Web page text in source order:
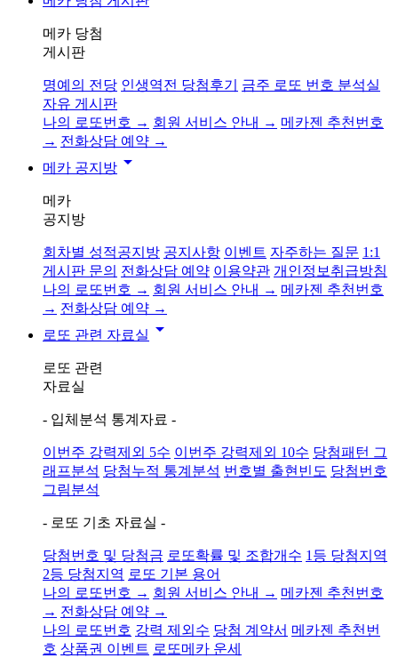
메카 당첨
게시판
명예의 전당 인생역전 당첨후기
금주 로또 번호 분석실
자유 게시판
나의 로또번호 → 회원 서비스 안내 → 메카젠 추천번호
→ 전화상담 예약 →
메카 공지방 arrow_drop_down
메카
공지방
회차별 성적공지방 공지사항 이벤트 자주하는 질문 1:1
게시판 문의 전화상담 예약 이용약관 개인정보취급방침
나의 로또번호 → 회원 서비스 안내 → 메카젠 추천번호
→ 전화상담 예약 →
로또 관련 자료실 arrow_drop_down
로또 관련
자료실
- 입체분석 통계자료 -
이번주 강력제외 5수 이번주 강력제외 10수 당첨패턴 그
래프분석 당첨누적 통계분석 번호별 출현빈도 당첨번호
그림분석
- 로또 기초 자료실 -
당첨번호 및 당첨금 로또확률 및 조합개수 1등 당첨지역
2등 당첨지역 로또 기본 용어
나의 로또번호 → 회원 서비스 안내 → 메카젠 추천번호
→ 전화상담 예약 →
나의 로또번호 강력 제외수 당첨 계약서 메카젠 추천번
호 상품권 이벤트 로또메카 운세